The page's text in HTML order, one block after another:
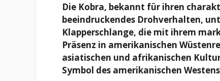
Die Kobra, bekannt für ihren
beeindruckendes Drohverhalten,
Klapperschlange, die mit ihrem
Präsenz in amerikanischen
asiatischen und afrikanischen
Symbol des amerikanischen